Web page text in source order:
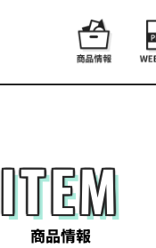
ITEM
商品情報